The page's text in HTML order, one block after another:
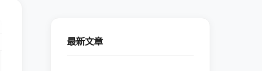
最新文章